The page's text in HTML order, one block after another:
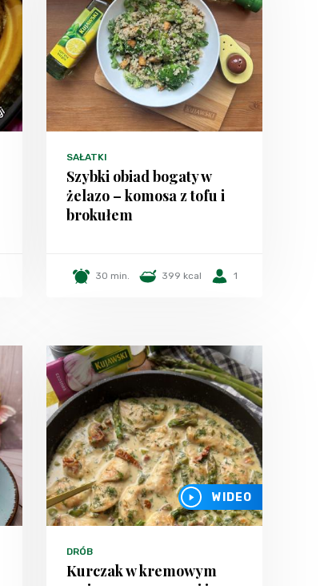
SAŁATKI
Szybki obiad bogaty w
żelazo – komosa z tofu i
brokułem
30 min. 399 kcal 1
WIDEO
DRÓB
Kurczak w kremowym